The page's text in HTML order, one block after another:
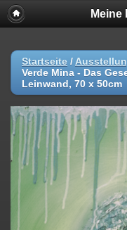
Meine
Startseite /
Verde Mina - Das
Leinwand, 70 x 50cm